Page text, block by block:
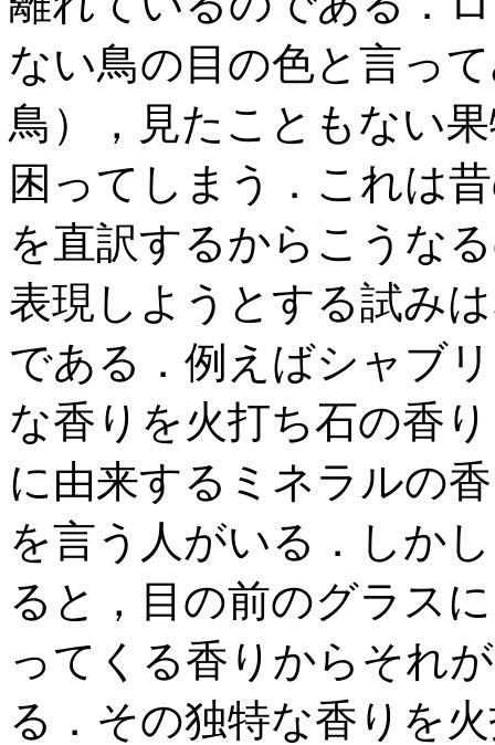
ない鳥の目の色と言っ
鳥），見たこともない
困ってしまう．これは
を直訳するからこうな
表現しようとする試み
である．例えばシャブ
な香りを火打ち石の香
に由来するミネラルの
を言う人がいる．しか
ると，目の前のグラス
ってくる香りからそれ
る．その独特な香りを